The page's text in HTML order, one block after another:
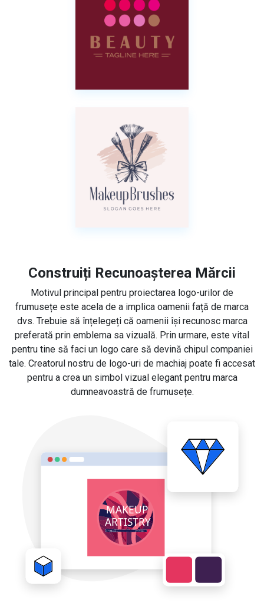
Construiți Recunoașterea Mărcii
Motivul principal pentru proiectarea logo-urilor de
frumusețe este acela de a implica oamenii față de marca
dvs. Trebuie să înțelegeți că oamenii își recunosc marca
preferată prin emblema sa vizuală. Prin urmare, este vital
pentru tine să faci un logo care să devină chipul companiei
tale. Creatorul nostru de logo-uri de machiaj poate fi accesat
pentru a crea un simbol vizual elegant pentru marca
dumneavoastră de frumusețe.